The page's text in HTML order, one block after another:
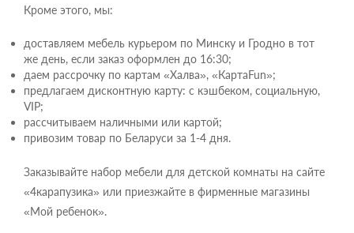
Кроме этого, мы:
доставляем мебель курьером по Минску и Гродно в тот
же день, если заказ оформлен до 16:30;
даем рассрочку по картам «Халва», «КартаFun»;
предлагаем дисконтную карту: с кэшбеком, социальную,
VIP;
рассчитываем наличными или картой;
привозим товар по Беларуси за 1-4 дня.
Заказывайте набор мебели для детской комнаты на сайте
«4карапузика» или приезжайте в фирменные магазины
«Мой ребенок».